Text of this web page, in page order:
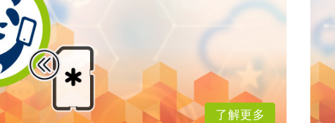
了解更多